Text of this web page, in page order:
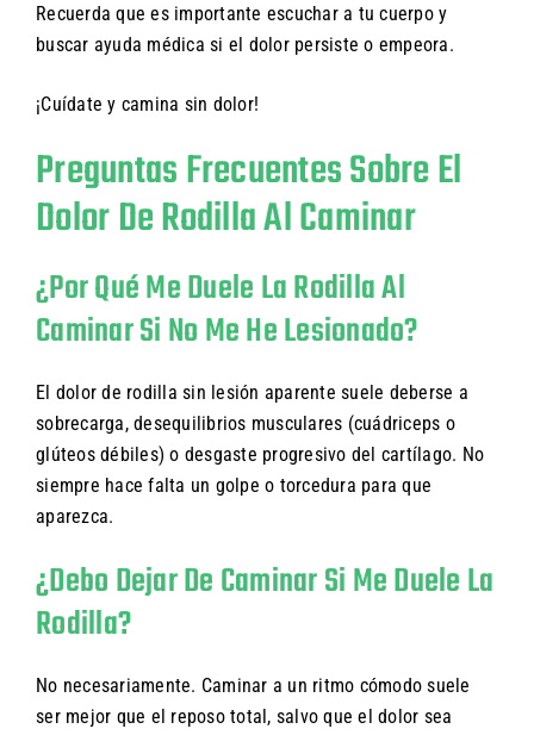
Recuerda que es importante escuchar a tu cuerpo y
buscar ayuda médica si el dolor persiste o empeora.
¡Cuídate y camina sin dolor!
Preguntas Frecuentes Sobre El
Dolor De Rodilla Al Caminar
¿Por Qué Me Duele La Rodilla Al
Caminar Si No Me He Lesionado?
El dolor de rodilla sin lesión aparente suele deberse a
sobrecarga, desequilibrios musculares (cuádriceps o
glúteos débiles) o desgaste progresivo del cartílago. No
siempre hace falta un golpe o torcedura para que
aparezca.
¿Debo Dejar De Caminar Si Me Duele La
Rodilla?
No necesariamente. Caminar a un ritmo cómodo suele
ser mejor que el reposo total, salvo que el dolor sea